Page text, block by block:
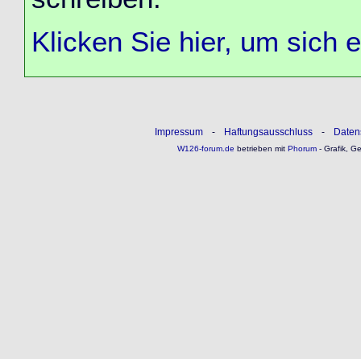
Klicken Sie hier, um sich
Impressum - Haftungsausschluss -
W126-forum.de betrieben mitPhorum- Grafik,